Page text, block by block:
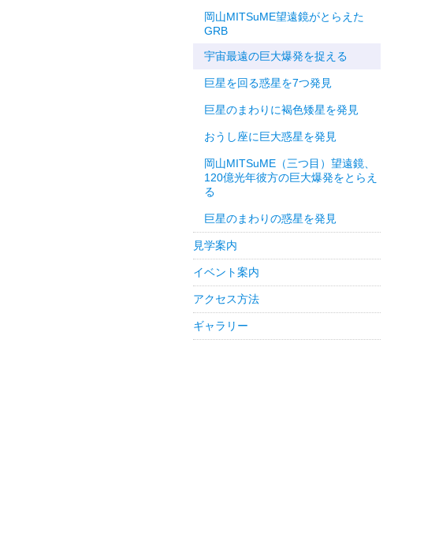
岡山MITSuME望遠鏡がとらえた
GRB
宇宙最遠の巨大爆発を捉える
巨星を回る惑星を7つ発見
巨星のまわりに褐色矮星を発見
おうし座に巨大惑星を発見
岡山MITSuME（三つ目）望遠鏡、
120億光年彼方の巨大爆発をとらえ
る
巨星のまわりの惑星を発見
見学案内
イベント案内
アクセス方法
ギャラリー